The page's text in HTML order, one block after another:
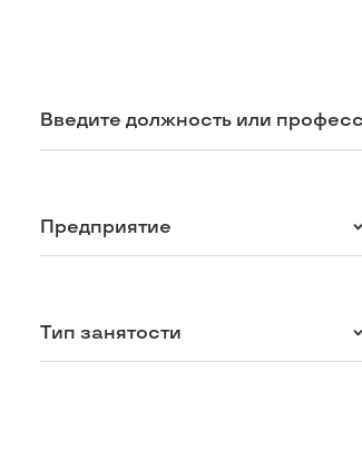
Предприятие
Тип занятости